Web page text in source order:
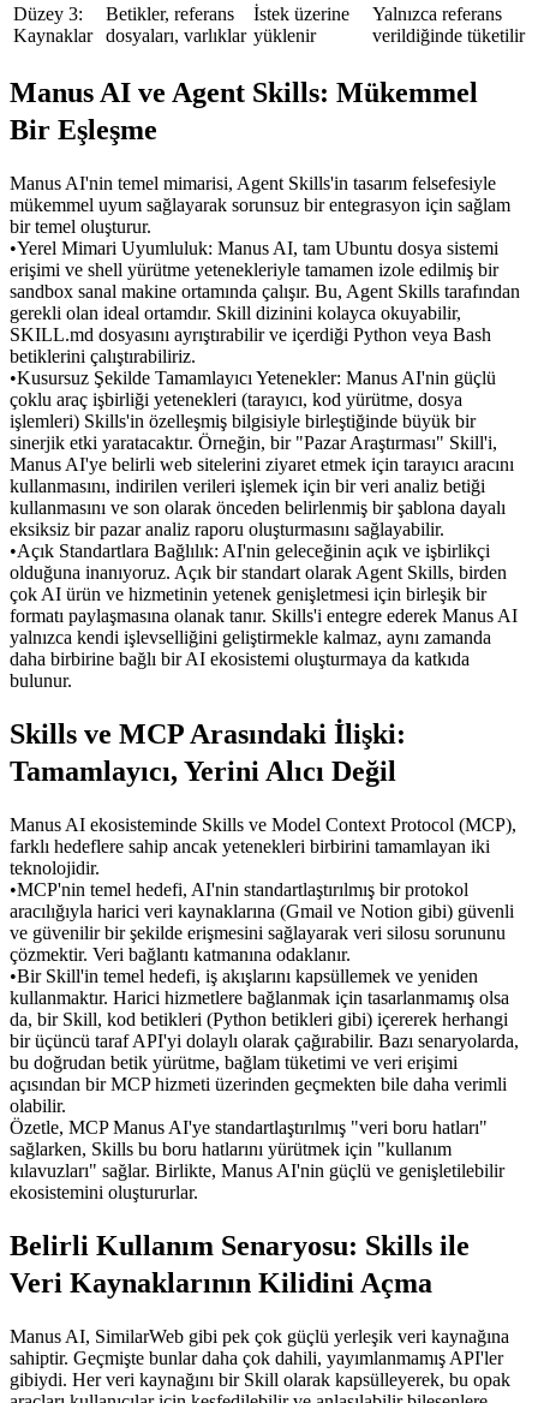
Düzey 3:
Kaynaklar
Betikler, referans
dosyaları, varlıklar
İstek üzerine
yüklenir
Yalnızca referans
verildiğinde tüketilir
Manus AI ve Agent Skills: Mükemmel
Bir Eşleşme
Manus AI'nin temel mimarisi, Agent Skills'in tasarım felsefesiyle
mükemmel uyum sağlayarak sorunsuz bir entegrasyon için sağlam
bir temel oluşturur.
•Yerel Mimari Uyumluluk: Manus AI, tam Ubuntu dosya sistemi
erişimi ve shell yürütme yetenekleriyle tamamen izole edilmiş bir
sandbox sanal makine ortamında çalışır. Bu, Agent Skills tarafından
gerekli olan ideal ortamdır. Skill dizinini kolayca okuyabilir,
SKILL.md dosyasını ayrıştırabilir ve içerdiği Python veya Bash
betiklerini çalıştırabiliriz.
•Kusursuz Şekilde Tamamlayıcı Yetenekler: Manus AI'nin güçlü
çoklu araç işbirliği yetenekleri (tarayıcı, kod yürütme, dosya
işlemleri) Skills'in özelleşmiş bilgisiyle birleştiğinde büyük bir
sinerjik etki yaratacaktır. Örneğin, bir "Pazar Araştırması" Skill'i,
Manus AI'ye belirli web sitelerini ziyaret etmek için tarayıcı aracını
kullanmasını, indirilen verileri işlemek için bir veri analiz betiği
kullanmasını ve son olarak önceden belirlenmiş bir şablona dayalı
eksiksiz bir pazar analiz raporu oluşturmasını sağlayabilir.
•Açık Standartlara Bağlılık: AI'nin geleceğinin açık ve işbirlikçi
olduğuna inanıyoruz. Açık bir standart olarak Agent Skills, birden
çok AI ürün ve hizmetinin yetenek genişletmesi için birleşik bir
formatı paylaşmasına olanak tanır. Skills'i entegre ederek Manus AI
yalnızca kendi işlevselliğini geliştirmekle kalmaz, aynı zamanda
daha birbirine bağlı bir AI ekosistemi oluşturmaya da katkıda
bulunur.
Skills ve MCP Arasındaki İlişki:
Tamamlayıcı, Yerini Alıcı Değil
Manus AI ekosisteminde Skills ve Model Context Protocol (MCP),
farklı hedeflere sahip ancak yetenekleri birbirini tamamlayan iki
teknolojidir.
•MCP'nin temel hedefi, AI'nin standartlaştırılmış bir protokol
aracılığıyla harici veri kaynaklarına (Gmail ve Notion gibi) güvenli
ve güvenilir bir şekilde erişmesini sağlayarak veri silosu sorununu
çözmektir. Veri bağlantı katmanına odaklanır.
•Bir Skill'in temel hedefi, iş akışlarını kapsüllemek ve yeniden
kullanmaktır. Harici hizmetlere bağlanmak için tasarlanmamış olsa
da, bir Skill, kod betikleri (Python betikleri gibi) içererek herhangi
bir üçüncü taraf API'yi dolaylı olarak çağırabilir. Bazı senaryolarda,
bu doğrudan betik yürütme, bağlam tüketimi ve veri erişimi
açısından bir MCP hizmeti üzerinden geçmekten bile daha verimli
olabilir.
Özetle, MCP Manus AI'ye standartlaştırılmış "veri boru hatları"
sağlarken, Skills bu boru hatlarını yürütmek için "kullanım
kılavuzları" sağlar. Birlikte, Manus AI'nin güçlü ve genişletilebilir
ekosistemini oluştururlar.
Belirli Kullanım Senaryosu: Skills ile
Veri Kaynaklarının Kilidini Açma
Manus AI, SimilarWeb gibi pek çok güçlü yerleşik veri kaynağına
sahiptir. Geçmişte bunlar daha çok dahili, yayımlanmamış API'ler
gibiydi. Her veri kaynağını bir Skill olarak kapsülleyerek, bu opak